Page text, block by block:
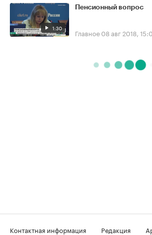
1:30
Пенсионный вопрос
Главное 08 авг 2018,
Контактная информация Редакция